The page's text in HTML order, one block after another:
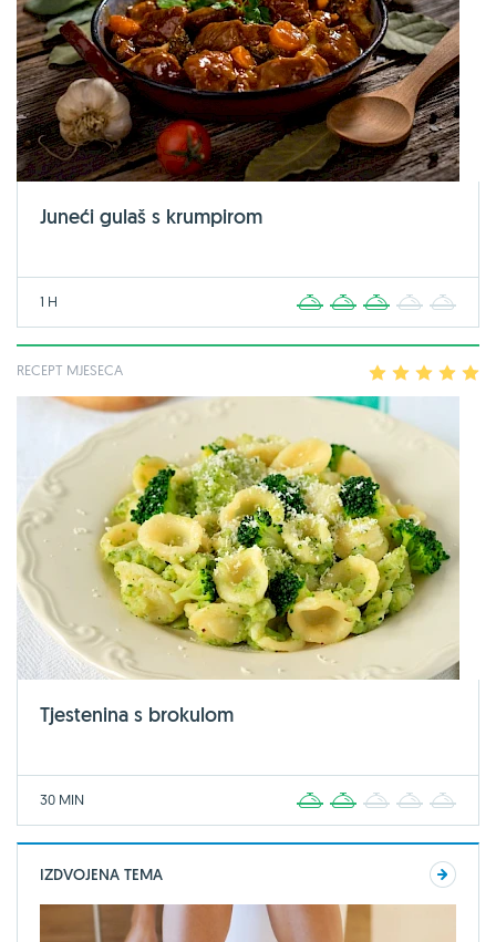
Juneći gulaš s krumpirom
1 H 2 3 4
RECEPT MJESECA 2 3 4
Tjestenina s brokulom
30 MIN 2 3 4
IZDVOJENA TEMA